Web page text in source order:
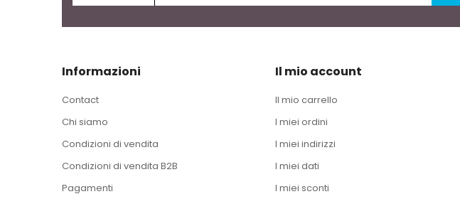
Informazioni
Contact
Chi siamo
Condizioni di vendita
Condizioni di vendita B2B
Pagamenti
Il mio account
Il mio carrello
I miei ordini
I miei indirizzi
I miei dati
I miei sconti